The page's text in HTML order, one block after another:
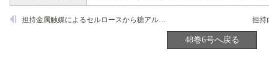
担持金属触媒によるセルロースから糖アルコールへの変換反応
48巻6号へ戻る